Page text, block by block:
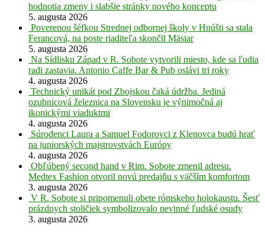
hodnotia zmeny i slabšie stránky nového konceptu
5. augusta 2026
Poverenou šéfkou Strednej odbornej školy v Hnúšti sa stala
Ferancová, na poste riaditeľa skončil Mäsiar
5. augusta 2026
Na Sídlisku Západ v R. Sobote vytvorili miesto, kde sa ľudia
radi zastavia. Antonio Caffe Bar & Pub oslávi tri roky
4. augusta 2026
Technický unikát pod Zbojskou čaká údržba. Jediná
ozubnicová železnica na Slovensku je výnimočná aj
ikonickými viaduktmi
4. augusta 2026
Súrodenci Laura a Samuel Fodorovci z Klenovca budú hrať
na juniorských majstrovstvách Európy
4. augusta 2026
Obľúbený second hand v Rim. Sobote zmenil adresu.
Medtex Fashion otvoril novú predajňu s väčším komfortom
3. augusta 2026
V R. Sobote si pripomenuli obete rómskeho holokaustu. Šesť
prázdnych stoličiek symbolizovalo nevinné ľudské osudy
3. augusta 2026